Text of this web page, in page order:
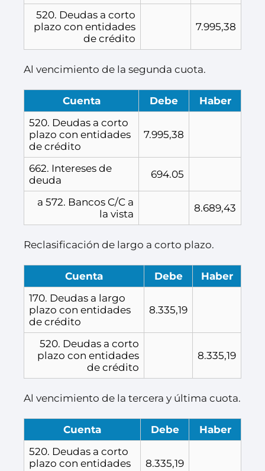
520. Deudas a corto
plazo con entidades
de crédito
7.995,38
Al vencimiento de la segunda cuota.
Cuenta Debe
Haber
520. Deudas a corto
plazo con entidades
de crédito
7.995,38
662. Intereses de
deuda
694.05
a 572. Bancos C/C a
la vista
8.689,43
Reclasificación de largo a corto plazo.
Cuenta Debe
Haber
170. Deudas a largo
plazo con entidades
de crédito
8.335,19
520. Deudas a corto
plazo con entidades
de crédito
8.335,19
Al vencimiento de la tercera y última cuota.
Cuenta Debe
Haber
520. Deudas a corto
plazo con entidades
8.335,19